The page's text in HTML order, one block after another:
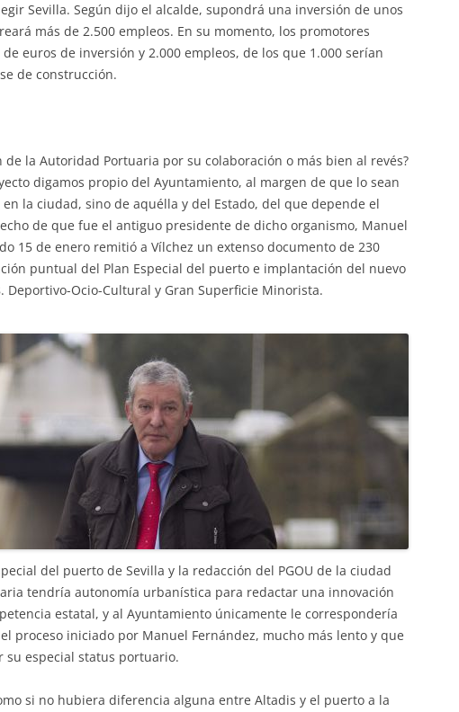
Sevilla. Según dijo el alcalde, supondrá una inversión de unos
más de 2.500 empleos. En su momento, los promotores
euros de inversión y 2.000 empleos, de los que 1.000 serían
de construcción.
de la Autoridad Portuaria por su colaboración o más bien al revés?
digamos propio del Ayuntamiento, al margen de que lo sean
la ciudad, sino de aquélla y del Estado, del que depende el
de que fue el antiguo presidente de dicho organismo, Manuel
15 de enero remitió a Vílchez un extenso documento de 230
puntual del Plan Especial del puerto e implantación del nuevo
Deportivo-Ocio-Cultural y Gran Superficie Minorista.
del puerto de Sevilla y la redacción del PGOU de la ciudad
tendría autonomía urbanística para redactar una innovación
estatal, y al Ayuntamiento únicamente le correspondería
proceso iniciado por Manuel Fernández, mucho más lento y que
su especial status portuario.
si no hubiera diferencia alguna entre Altadis y el puerto a la